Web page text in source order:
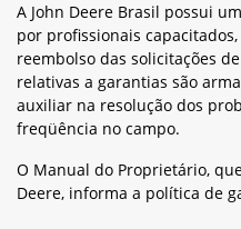
A John Deere Brasil possui
por profissionais
reembolso das solicitações
relativas a garantias são
auxiliar na resolução dos
freqüência no campo.
O Manual do Proprietário,
Deere, informa a política de